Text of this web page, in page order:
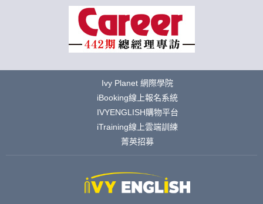
Ivy Planet 網際學院
iBooking線上報名系統
IVYENGLISH購物平台
iTraining線上雲端訓練
菁英招募